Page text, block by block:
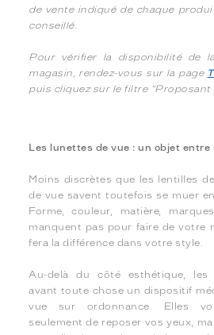
de vente indiqué de chaque
conseillé.
Pour vérifier la disponibilité de
magasin, rendez-vous sur la page
puis cliquez sur le filtre "Proposant
Les lunettes de vue : un objet entre
Moins discrètes que les lentilles
de vue savent toutefois se muer
Forme, couleur, matière,
manquent pas pour faire de votre
fera la différence dans votre style.
Au-delà du côté esthétique, les
avant toute chose un dispositif
vue sur ordonnance. Elles
seulement de reposer vos yeux,